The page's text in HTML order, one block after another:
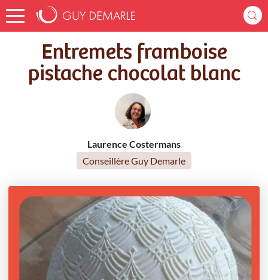
Accueil
Recettes
Entremets framboise pistache chocolat blanc
Entremets framboise
pistache chocolat blanc
Laurence Costermans
Conseillère Guy Demarle